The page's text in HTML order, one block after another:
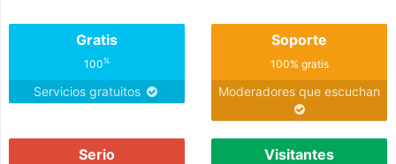
Gratis
100%
Servicios gratuitos
Soporte
100% gratis
Moderadores que escuchan
Serio Visitantes